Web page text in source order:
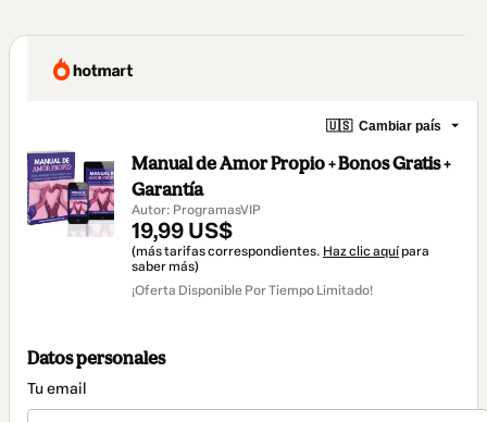
🇺🇸 Cambiar país
Manual de Amor Propio + Bonos Gratis +
Garantía
Autor: ProgramasVIP
19,99 US$
(más tarifas correspondientes. Haz clic aquí para
saber más)
¡Oferta Disponible Por Tiempo Limitado!
Datos personales
Tu email